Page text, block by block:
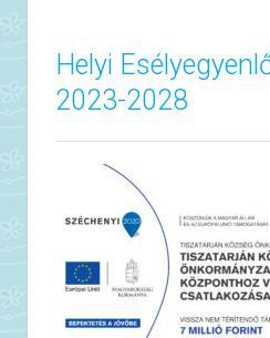
Helyi
2023-2028